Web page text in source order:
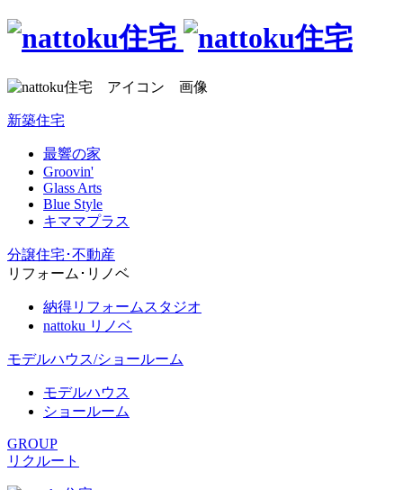
新築住宅
最響の家
Groovin'
Glass Arts
Blue Style
キママプラス
分譲住宅･不動産
リフォーム･リノベ
納得リフォームスタジオ
nattoku リノベ
モデルハウス/ショールーム
モデルハウス
ショールーム
GROUP
リクルート